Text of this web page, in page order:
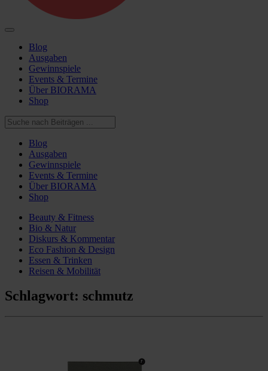
Blog
Ausgaben
Gewinnspiele
Events & Termine
Über BIORAMA
Shop
Blog
Ausgaben
Gewinnspiele
Events & Termine
Über BIORAMA
Shop
Beauty & Fitness
Bio & Natur
Diskurs & Kommentar
Eco Fashion & Design
Essen & Trinken
Reisen & Mobilität
Schlagwort: schmutz